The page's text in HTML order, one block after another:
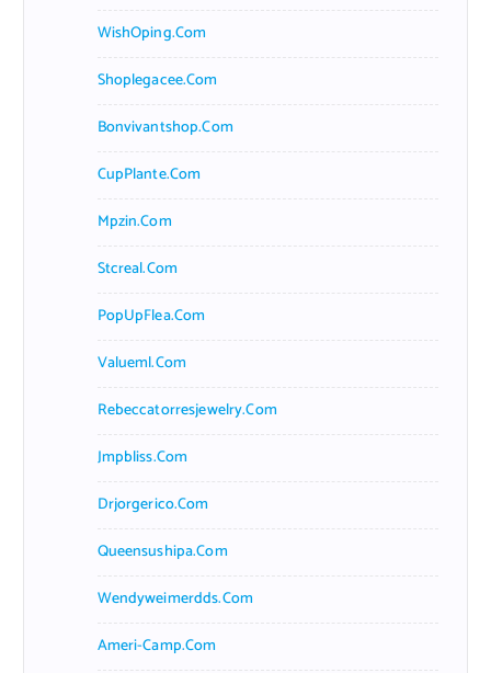
WishOping.com
Shoplegacee.com
Bonvivantshop.com
CupPlante.com
Mpzin.com
Stcreal.com
PopUpFlea.com
Valueml.com
Rebeccatorresjewelry.com
Jmpbliss.com
Drjorgerico.com
Queensushipa.com
Wendyweimerdds.com
Ameri-Camp.com